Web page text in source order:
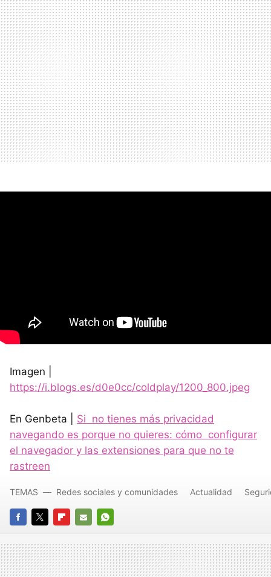
Imagen |
https://i.blogs.es/d0e0cc/coldplay/1200_800.jpeg
En Genbeta | Si no tienes más privacidad
navegando es porque no quieres: cómo configurar
el navegador y las extensiones para que no te
rastreen
FACEBOOK
TWITTERFLIPBOARD
E-
MAIL
WHATSAPP
TEMAS Redes sociales y comunidades Actualidad